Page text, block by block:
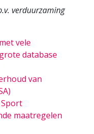
verduurzaming
vele
database
van
maatregelen